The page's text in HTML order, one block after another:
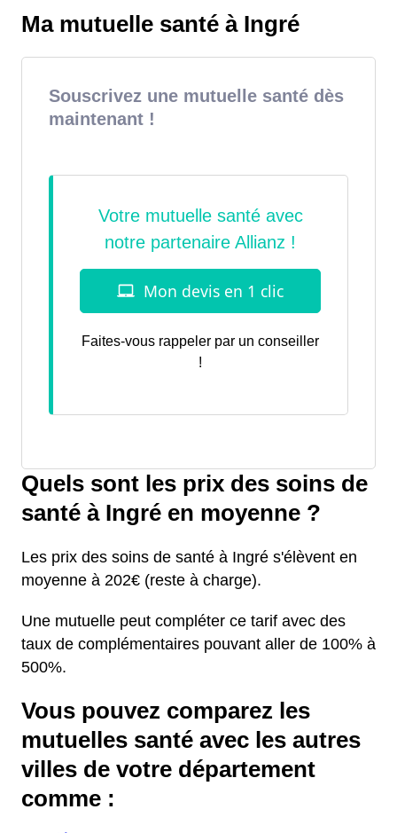
Ma mutuelle santé à Ingré
Souscrivez une mutuelle santé dès
maintenant !
Faites-vous rappeler par un conseiller
!
Quels sont les prix des soins de
santé à Ingré en moyenne ?
Les prix des soins de santé à Ingré s'élèvent en
moyenne à 202€ (reste à charge).
Une mutuelle peut compléter ce tarif avec des
taux de complémentaires pouvant aller de 100% à
500%.
Vous pouvez comparez les
mutuelles santé avec les autres
villes de votre département
comme :